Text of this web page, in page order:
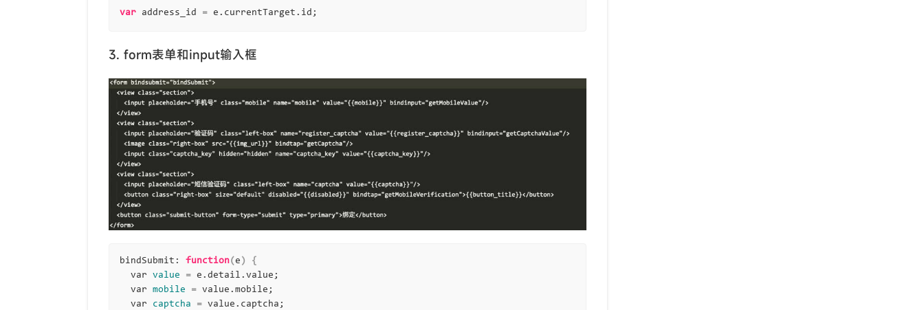
var address_id = e . currentTarget . id ;
3. form表单和input输入框
bindSubmit: function(e )
{
  var
value = e.detail.value ;
  var
mobile = value.mobile ;
  var
captcha = value.captcha ;